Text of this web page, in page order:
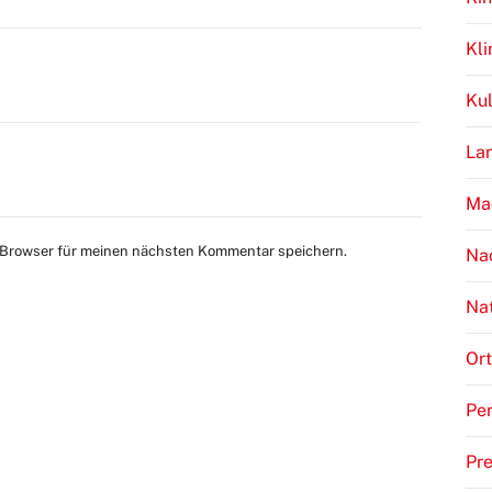
für meinen nächsten Kommentar speichern.